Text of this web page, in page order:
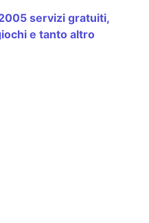
servizi gratuiti,
e tanto altro